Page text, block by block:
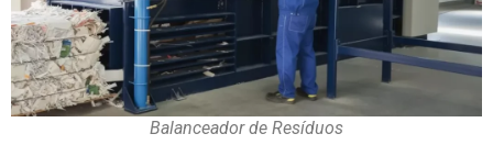
Balanceador de Resíduos